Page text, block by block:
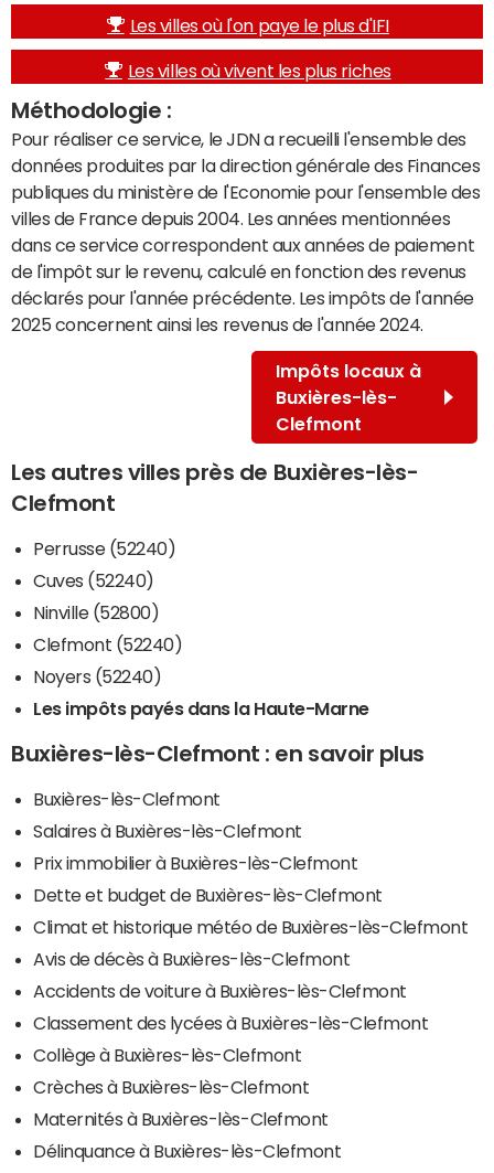
Les villes où l'on paye le plus d'IFI
Les villes où vivent les plus riches
Méthodologie :
Pour réaliser ce service, le JDN a recueilli l'ensemble des
données produites par la direction générale des Finances
publiques du ministère de l'Economie pour l'ensemble des
villes de France depuis 2004. Les années mentionnées
dans ce service correspondent aux années de paiement
de l'impôt sur le revenu, calculé en fonction des revenus
déclarés pour l'année précédente. Les impôts de l'année
2025 concernent ainsi les revenus de l'année 2024.
Impôts locaux à
Buxières-lès-
Clefmont
Les autres villes près de Buxières-lès-
Clefmont
Perrusse (52240)
Cuves (52240)
Ninville (52800)
Clefmont (52240)
Noyers (52240)
Les impôts payés dans la Haute-Marne
Buxières-lès-Clefmont : en savoir plus
Buxières-lès-Clefmont
Salaires à Buxières-lès-Clefmont
Prix immobilier à Buxières-lès-Clefmont
Dette et budget de Buxières-lès-Clefmont
Climat et historique météo de Buxières-lès-Clefmont
Avis de décès à Buxières-lès-Clefmont
Accidents de voiture à Buxières-lès-Clefmont
Classement des lycées à Buxières-lès-Clefmont
Collège à Buxières-lès-Clefmont
Crèches à Buxières-lès-Clefmont
Maternités à Buxières-lès-Clefmont
Délinquance à Buxières-lès-Clefmont